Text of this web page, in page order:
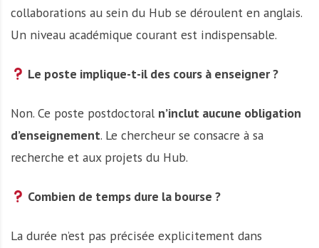
collaborations au sein du Hub se déroulent en anglais.
Un niveau académique courant est indispensable.
Le poste implique-t-il des cours à enseigner ?
Non. Ce poste postdoctoral n’inclut aucune obligation
d’enseignement. Le chercheur se consacre à sa
recherche et aux projets du Hub.
Combien de temps dure la bourse ?
La durée n’est pas précisée explicitement dans